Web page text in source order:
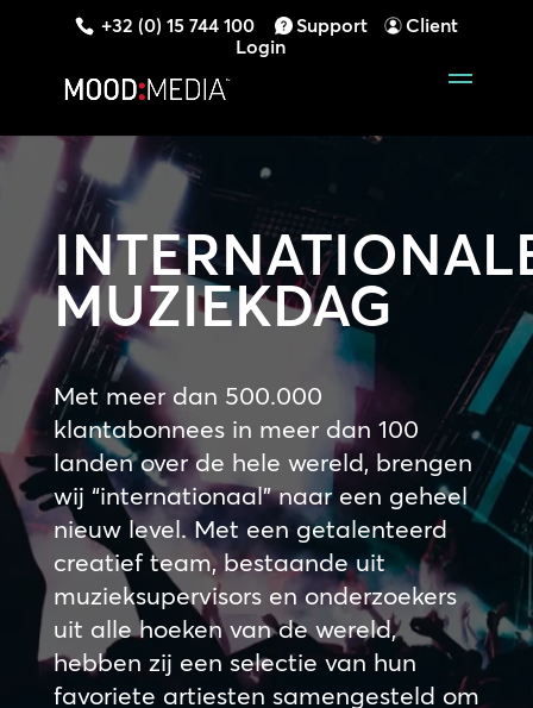
+32 (0) 15 744 100 Support
Client
Login
MUZIEKDAG
Met meer dan 500.000
klantabonnees in meer dan 100
landen over de hele wereld, brengen
wij “internationaal” naar een geheel
nieuw level. Met een getalenteerd
creatief team, bestaande uit
muzieksupervisors en onderzoekers
uit alle hoeken van de wereld,
hebben zij een selectie van hun
favoriete artiesten samengesteld om